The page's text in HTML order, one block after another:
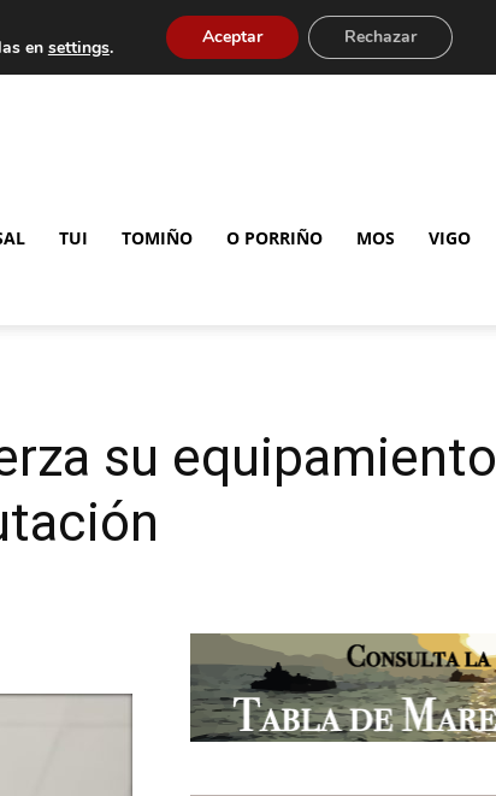
TUI TOMIÑO O PORRIÑO MOS VIGO
su equipamiento
en settings. Aceptar Rechazar